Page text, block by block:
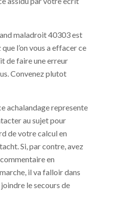
maladroit 40303 est
l’on vous a effacer ce
de faire une erreur
Convenez plutot
achalandage represente
au sujet pour
de votre calcul en
Si, par contre, avez
en
il va falloir dans
le secours de